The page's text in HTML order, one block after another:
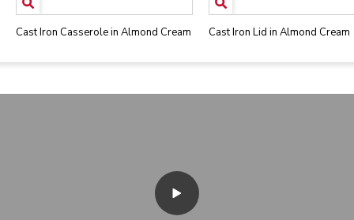
Cast Iron Casserole in Almond Cream Cast Iron Lid in Almond Cream